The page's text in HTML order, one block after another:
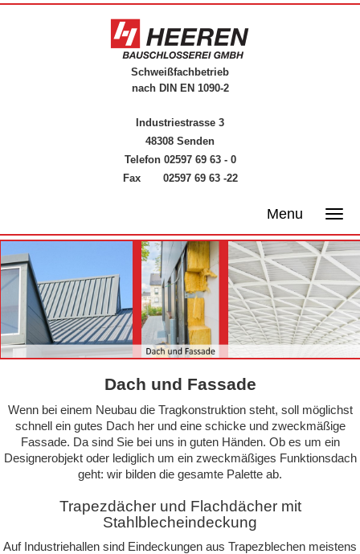
Schweißfachbetrieb
nach DIN EN 1090-2
Industriestrasse 3
48308 Senden
Telefon 02597 69 63 - 0
Fax 02597 69 63 -22
Menu
Dach und Fassade
Wenn bei einem Neubau die Tragkonstruktion steht, soll möglichst
schnell ein gutes Dach her und eine schicke und zweckmäßige
Fassade. Da sind Sie bei uns in guten Händen. Ob es um ein
Designerobjekt oder lediglich um ein zweckmäßiges Funktionsdach
geht: wir bilden die gesamte Palette ab.
Trapezdächer und Flachdächer mit
Stahlblecheindeckung
Auf Industriehallen sind Eindeckungen aus Trapezblechen meistens